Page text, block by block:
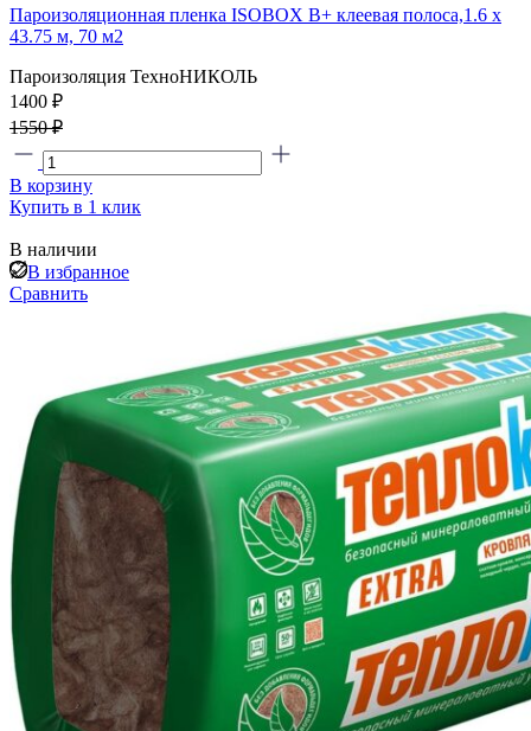
Пароизоляционная пленка ISOBOX В+ клеевая полоса,1.6 x
43.75 м, 70 м2
Пароизоляция ТехноНИКОЛЬ
1400 ₽
1550 ₽
В корзину
Купить в 1 клик
В наличии
В избранное
Сравнить